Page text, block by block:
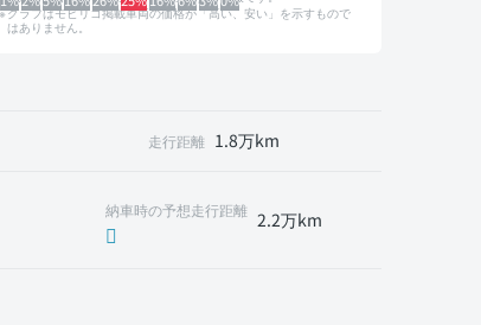
グラフはモビリコ掲載車両の価格が「高い、安い」を示すもので
はありません。
走行距離 1.8万km
納車時の予想走行距離 2.2万km